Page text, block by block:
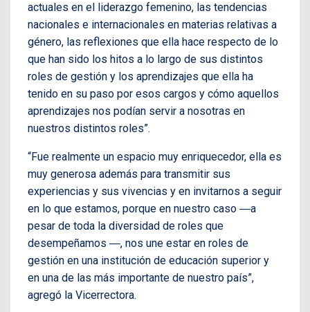
actuales en el liderazgo femenino, las tendencias
nacionales e internacionales en materias relativas a
género, las reflexiones que ella hace respecto de lo
que han sido los hitos a lo largo de sus distintos
roles de gestión y los aprendizajes que ella ha
tenido en su paso por esos cargos y cómo aquellos
aprendizajes nos podían servir a nosotras en
nuestros distintos roles”.
“Fue realmente un espacio muy enriquecedor, ella es
muy generosa además para transmitir sus
experiencias y sus vivencias y en invitarnos a seguir
en lo que estamos, porque en nuestro caso ―a
pesar de toda la diversidad de roles que
desempeñamos ―, nos une estar en roles de
gestión en una institución de educación superior y
en una de las más importante de nuestro país”,
agregó la Vicerrectora.